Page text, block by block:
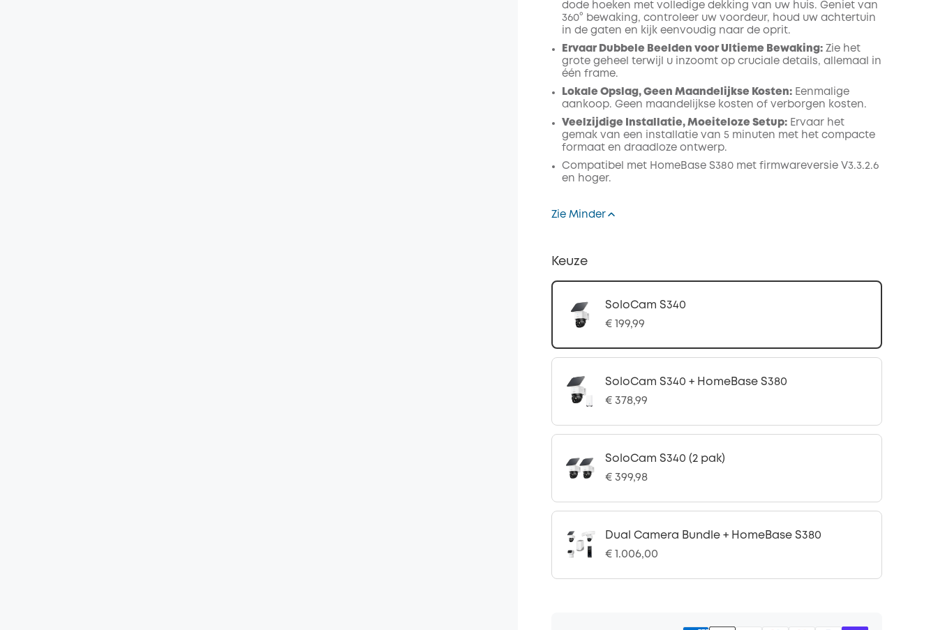
dode hoeken met volledige dekking van uw huis. Geniet van
360° bewaking, controleer uw voordeur, houd uw achtertuin
in de gaten en kijk eenvoudig naar de oprit.
Ervaar Dubbele Beelden voor Ultieme Bewaking:Zie het
grote geheel terwijl u inzoomt op cruciale details, allemaal in
één frame.
Lokale Opslag, Geen Maandelijkse Kosten:Eenmalige
aankoop. Geen maandelijkse kosten of verborgen kosten.
Veelzijdige Installatie, Moeiteloze Setup:Ervaar het
gemak van een installatie van 5 minuten met het compacte
formaat en draadloze ontwerp.
Compatibel met HomeBase S380 met firmwareversie V3.3.2.6
en hoger.
Zie Minder
Keuze
SoloCam S340
€ 199,99
SoloCam S340 + HomeBase S380
€ 378,99
SoloCam S340 (2 pak)
€ 399,98
Dual Camera Bundle + HomeBase S380
€ 1.006,00